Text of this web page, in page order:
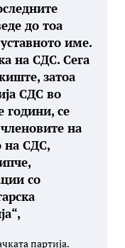
до тоа
име.
на СДС. Сега
затоа
СДС во
години, се
на
на СДС,
со
партија.